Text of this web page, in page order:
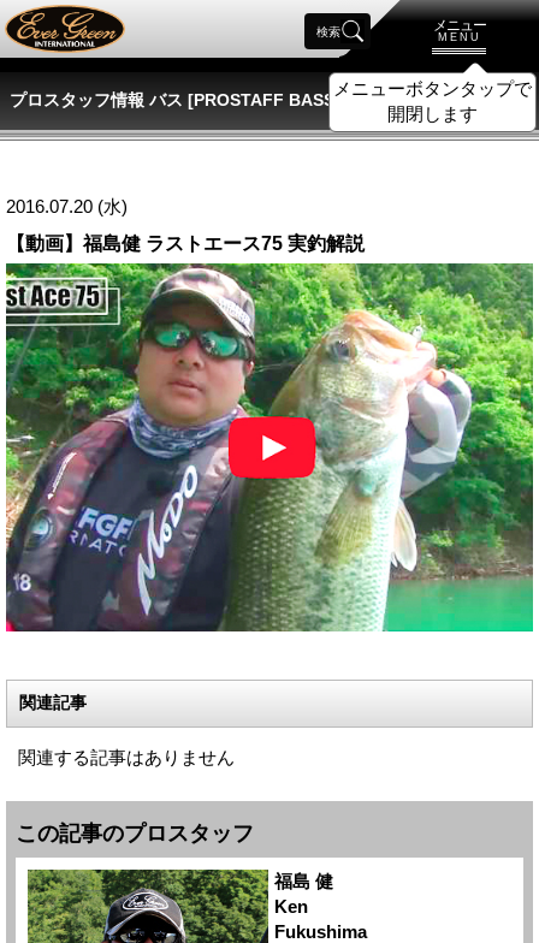
メニュー
MENU
メニューボタンタップで
開閉します
検索
プロスタッフ情報 バス [PROSTAFF BASS]
2016.07.20 (水)
【動画】福島健 ラストエース75 実釣解説
関連記事
関連する記事はありません
この記事のプロスタッフ
福島 健
Ken
Fukushima